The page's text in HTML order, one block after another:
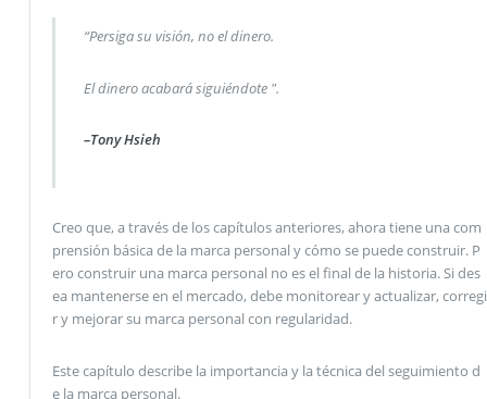
“Persiga su visión, no el dinero.
El dinero acabará siguiéndote ".
–Tony Hsieh
Creo que, a través de los capítulos anteriores, ahora tiene una com
prensión básica de la marca personal y cómo se puede construir. P
ero construir una marca personal no es el final de la historia. Si des
ea mantenerse en el mercado, debe monitorear y actualizar, corregi
r y mejorar su marca personal con regularidad.
Este capítulo describe la importancia y la técnica del seguimiento d
e la marca personal.